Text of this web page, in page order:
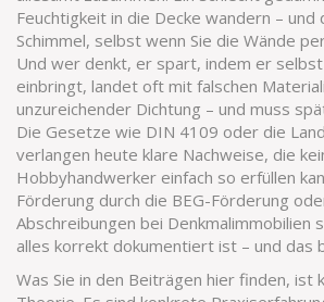
Feuchtigkeit in die Decke wandern – und
Schimmel, selbst wenn Sie die Wände
Und wer denkt, er spart, indem er
einbringt, landet oft mit falschen
unzureichender Dichtung – und muss
Die Gesetze wie DIN 4109 oder die
verlangen heute klare Nachweise, die
Hobbyhandwerker einfach so erfüllen
Förderung durch die BEG-Förderung
Abschreibungen bei Denkmalimmobilien
alles korrekt dokumentiert ist – und das
Was Sie in den Beiträgen hier finden, ist